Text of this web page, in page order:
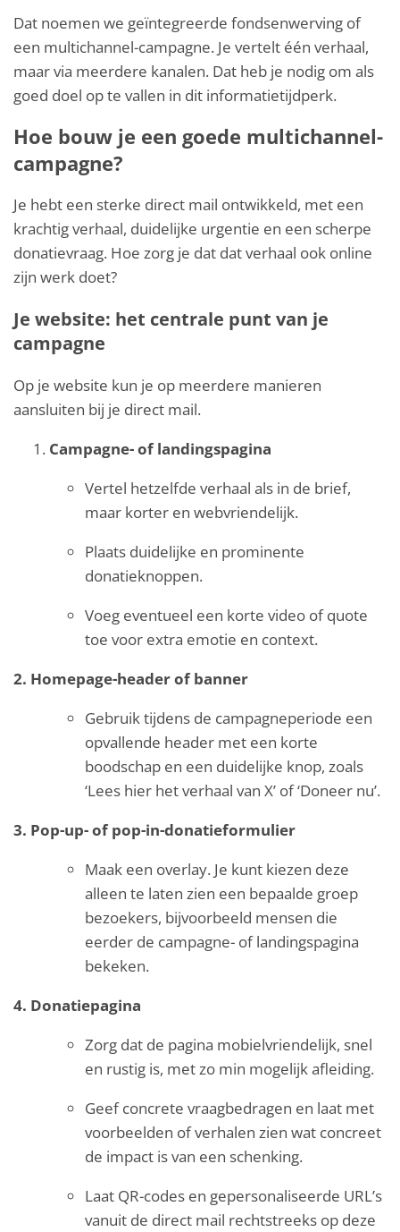
Dat noemen we geïntegreerde fondsenwerving of
een multichannel-campagne. Je vertelt één verhaal,
maar via meerdere kanalen. Dat heb je nodig om als
goed doel op te vallen in dit informatietijdperk.
Hoe bouw je een goede multichannel-
campagne?
Je hebt een sterke direct mail ontwikkeld, met een
krachtig verhaal, duidelijke urgentie en een scherpe
donatievraag. Hoe zorg je dat dat verhaal ook online
zijn werk doet?
Je website: het centrale punt van je
campagne
Op je website kun je op meerdere manieren
aansluiten bij je direct mail.
Campagne- of landingspagina
Vertel hetzelfde verhaal als in de brief,
maar korter en webvriendelijk.
Plaats duidelijke en prominente
donatieknoppen.
Voeg eventueel een korte video of quote
toe voor extra emotie en context.
2. Homepage-header of banner
Gebruik tijdens de campagneperiode een
opvallende header met een korte
boodschap en een duidelijke knop, zoals
‘Lees hier het verhaal van X’ of ‘Doneer nu’.
3. Pop-up- of pop-in-donatieformulier
Maak een overlay. Je kunt kiezen deze
alleen te laten zien een bepaalde groep
bezoekers, bijvoorbeeld mensen die
eerder de campagne- of landingspagina
bekeken.
4. Donatiepagina
Zorg dat de pagina mobielvriendelijk, snel
en rustig is, met zo min mogelijk afleiding.
Geef concrete vraagbedragen en laat met
voorbeelden of verhalen zien wat concreet
de impact is van een schenking.
Laat QR-codes en gepersonaliseerde URL’s
vanuit de direct mail rechtstreeks op deze